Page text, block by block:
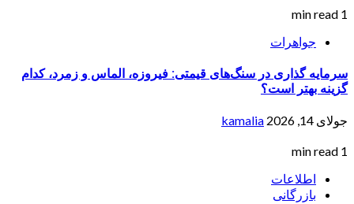
1 min read
جواهرات
سرمایه گذاری در سنگ‌های قیمتی: فیروزه، الماس و زمرد، کدام
گزینه بهتر است؟
جولای 14, 2026 kamalia
1 min read
اطلاعات
بازرگانی